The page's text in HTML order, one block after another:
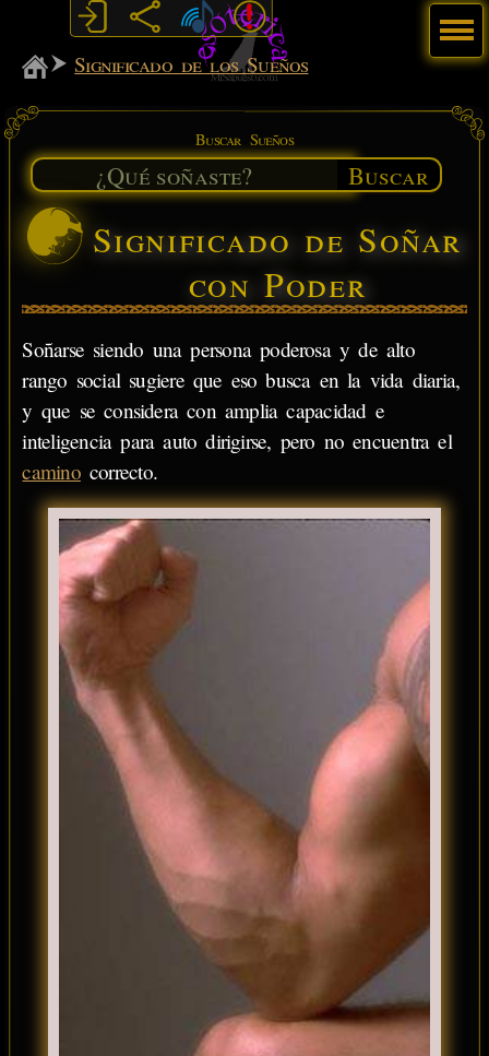
MiSabueso
Significado de los Sueños
Buscar Sueños
Buscar
Significado de Soñar
con Poder
Soñarse siendo una persona poderosa y de alto
rango social sugiere que eso busca en la vida diaria,
y que se considera con amplia capacidad e
inteligencia para auto dirigirse, pero no encuentra el
caminocorrecto.
Menú